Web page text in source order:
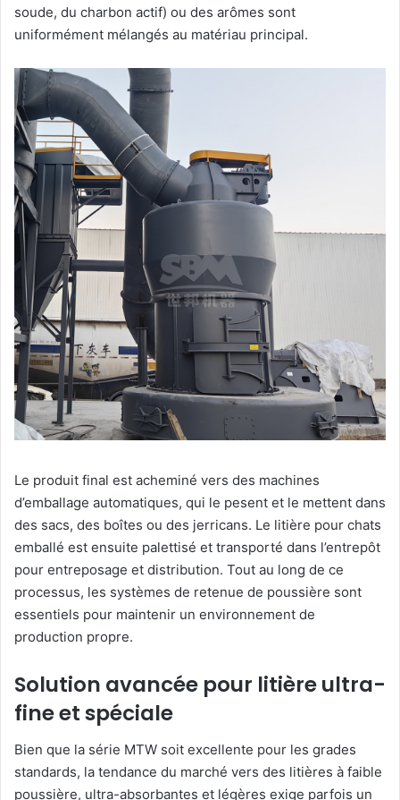
soude, du charbon actif) ou des arômes sont
uniformément mélangés au matériau principal.
Le produit final est acheminé vers des machines
d’emballage automatiques, qui le pesent et le mettent dans
des sacs, des boîtes ou des jerricans. Le litière pour chats
emballé est ensuite palettisé et transporté dans l’entrepôt
pour entreposage et distribution. Tout au long de ce
processus, les systèmes de retenue de poussière sont
essentiels pour maintenir un environnement de
production propre.
Solution avancée pour litière ultra-
fine et spéciale
Bien que la série MTW soit excellente pour les grades
standards, la tendance du marché vers des litières à faible
poussière, ultra-absorbantes et légères exige parfois un